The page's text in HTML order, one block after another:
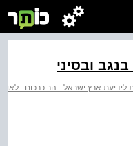
ובסיני
לידיעת ארץ ישראל - הר כרכום :